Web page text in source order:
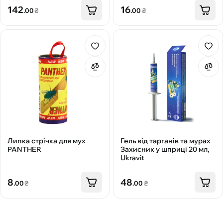
142.00₴ 16.00₴
Липка стрічка для мух
PANTHER
8.00₴
Гель від тарганів та мурах
Захисник у шприці 20 мл,
Ukravit
48.00₴